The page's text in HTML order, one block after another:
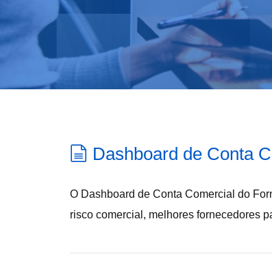
Dashboard de Conta
O Dashboard de Conta Comercial do
risco comercial, melhores fornecedores